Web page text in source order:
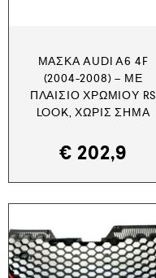
ΜΆΣΚΑ AUDI A6 4F
(2004-2008) – ΜΕ
ΠΛΑΊΣΙΟ ΧΡΩΜΊΟΥ RS
LOOK, ΧΩΡΊΣ ΣΉΜΑ
€ 202,9